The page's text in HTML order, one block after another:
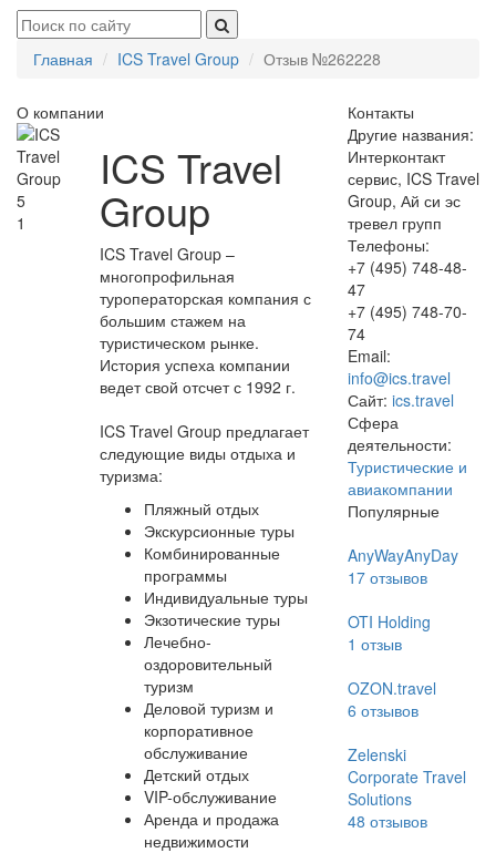
Главная ICS Travel Group Отзыв №262228
О компании
5
1
ICS Travel
Group
ICS Travel Group –
многопрофильная
туроператорская компания с
большим стажем на
туристическом рынке.
История успеха компании
ведет свой отсчет с 1992 г.
ICS Travel Group предлагает
следующие виды отдыха и
туризма:
Пляжный отдых
Экскурсионные туры
Комбинированные
программы
Индивидуальные туры
Экзотические туры
Лечебно-
оздоровительный
туризм
Деловой туризм и
корпоративное
обслуживание
Детский отдых
VIP-обслуживание
Аренда и продажа
недвижимости
Контакты
Другие названия:
Интерконтакт
сервис, ICS Travel
Group, Ай си эс
тревел групп
Телефоны:
+7 (495) 748-48-
47
+7 (495) 748-70-
74
Email:
info@ics.travel
Сайт: ics.travel
Сфера
деятельности:
Туристические и
авиакомпании
Популярные
AnyWayAnyDay
17отзывов
OTI Holding
1 отзыв
OZON.travel
6 отзывов
Zelenski
Corporate Travel
Solutions
48 отзывов